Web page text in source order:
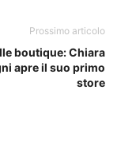
Prossimo articolo
boutique: Chiara
apre il suo primo
store